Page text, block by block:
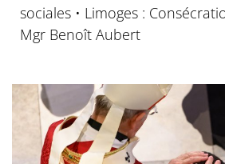
sociales • Limoges :
Mgr Benoît Aubert